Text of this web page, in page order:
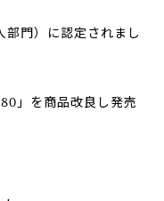
門）に認定されまし
」を商品改良し発売